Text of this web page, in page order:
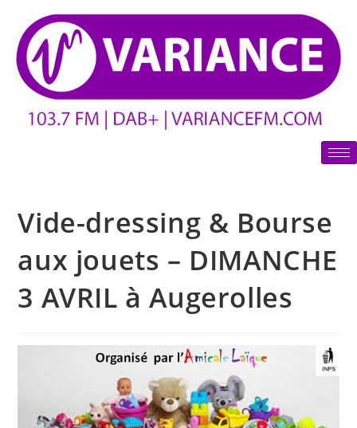
Vide-dressing & Bourse
aux jouets – DIMANCHE
3 AVRIL à Augerolles